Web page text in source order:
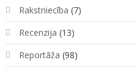
Rakstniecība (7)
Recenzija (13)
Reportāža (98)